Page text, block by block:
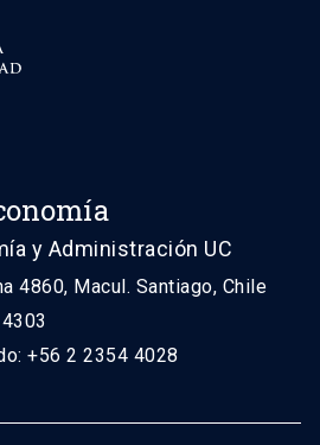
y Administración UC
4860, Macul. Santiago, Chile
+56 2 2354 4028